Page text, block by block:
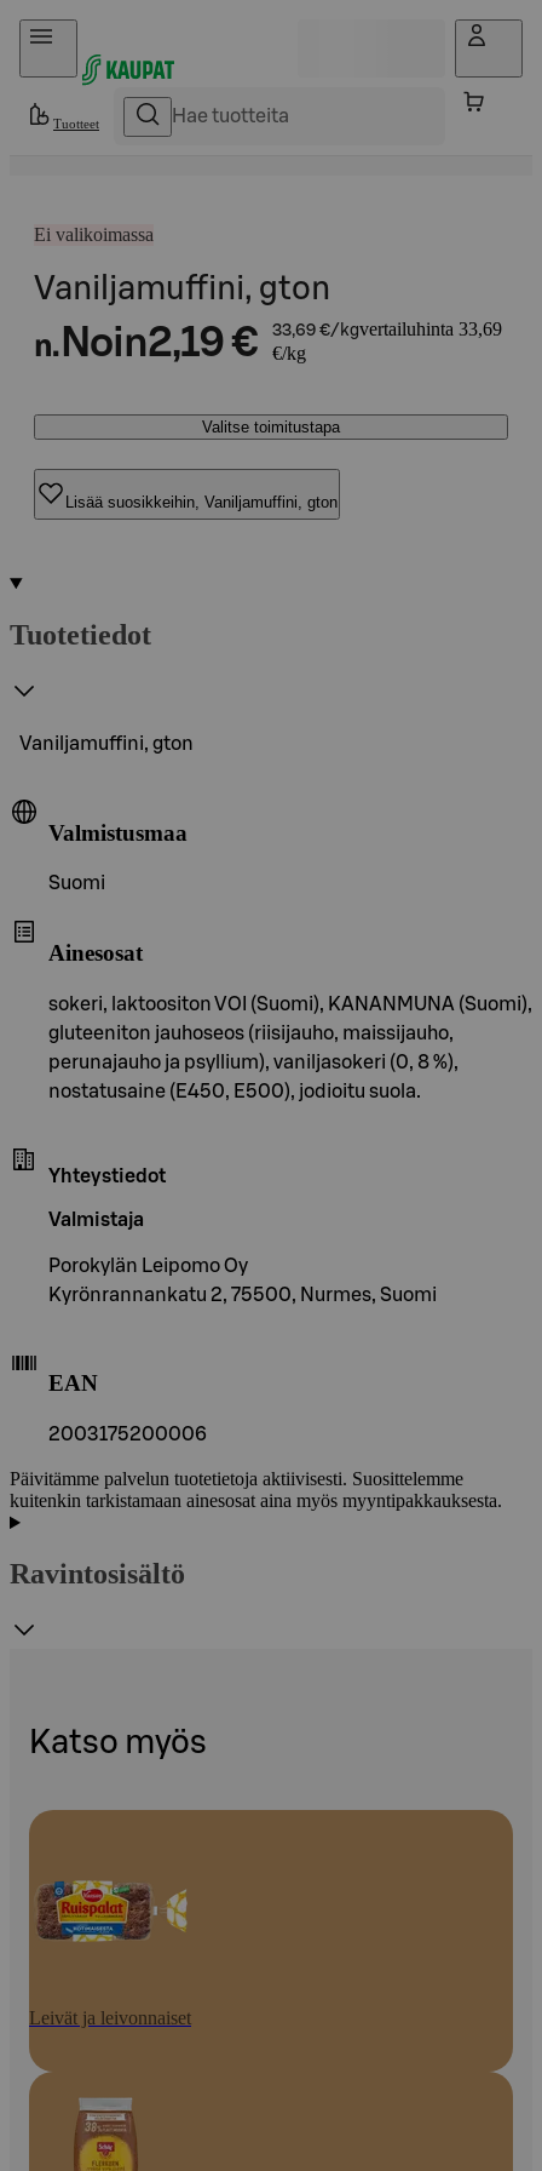
Hyppää sisältöön
Tuotteet
Ei valikoimassa
Vaniljamuffini, gton
n. Noin2,19 € 33,69 €/kgvertailuhinta 33,69
€/kg
Valitse toimitustapa
Lisää suosikkeihin, Vaniljamuffini, gton
Tuotetiedot
Vaniljamuffini, gton
Valmistusmaa
Suomi
Ainesosat
sokeri, laktoositon VOI (Suomi), KANANMUNA (Suomi),
gluteeniton jauhoseos (riisijauho, maissijauho,
perunajauho ja psyllium), vaniljasokeri (0, 8 %),
nostatusaine (E450, E500), jodioitu suola.
Yhteystiedot
Valmistaja
Porokylän Leipomo Oy
Kyrönrannankatu 2, 75500, Nurmes, Suomi
EAN
2003175200006
Päivitämme palvelun tuotetietoja aktiivisesti. Suosittelemme
kuitenkin tarkistamaan ainesosat aina myös myyntipakkauksesta.
Ravintosisältö
Katso myös
Leivät ja leivonnaiset